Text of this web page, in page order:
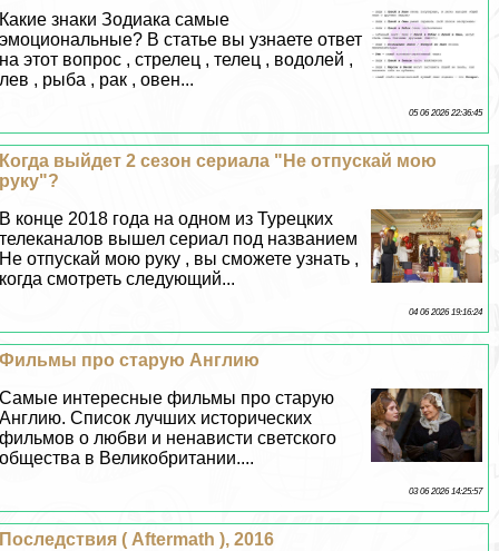
Какие знаки Зодиака самые
эмоциональные? В статье вы узнаете ответ
на этот вопрос , стрелец , телец , водолей ,
лев , рыба , paк , овен...
05 06 2026 22:36:45
Когда выйдет 2 сезон сериала "Не отпускай мою
руку"?
В конце 2018 года на одном из Турецких
телеканалов вышел сериал под названием
Не отпускай мою руку , вы сможете узнать ,
когда смотреть следующий...
04 06 2026 19:16:24
Фильмы про старую Англию
Самые интересные фильмы про старую
Англию. Список лучших исторических
фильмов о любви и ненависти светского
общества в Великобритании....
03 06 2026 14:25:57
Последствия ( Aftermath ), 2016